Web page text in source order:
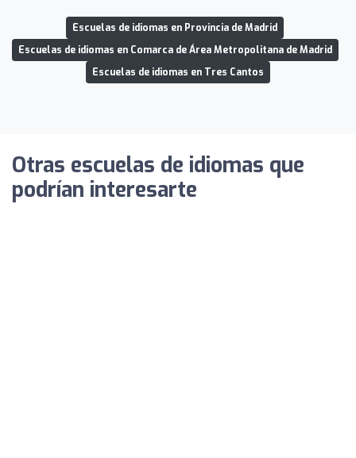
Escuelas de idiomas en Provincia de Madrid
Escuelas de idiomas en Comarca de Área Metropolitana de Madrid
Escuelas de idiomas en Tres Cantos
Otras escuelas de idiomas que
podrían interesarte